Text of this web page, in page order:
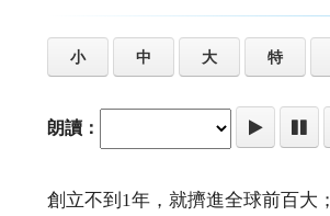
小 中 大 特
朗讀：
創立不到1年，就擠進全球前百大